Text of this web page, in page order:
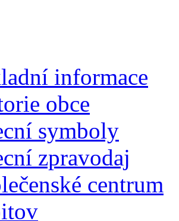
informace
obce
symboly
zpravodaj
centrum